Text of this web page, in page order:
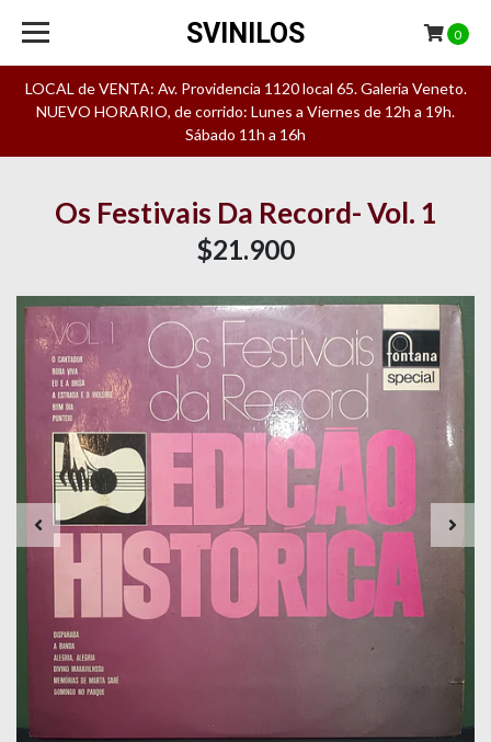
LOCAL de VENTA: Av. Providencia 1120 local 65. Galeria Veneto.
NUEVO HORARIO, de corrido: Lunes a Viernes de 12h a 19h.
Sábado 11h a 16h
SVINILOS 0
Os Festivais Da Record- Vol. 1
$21.900